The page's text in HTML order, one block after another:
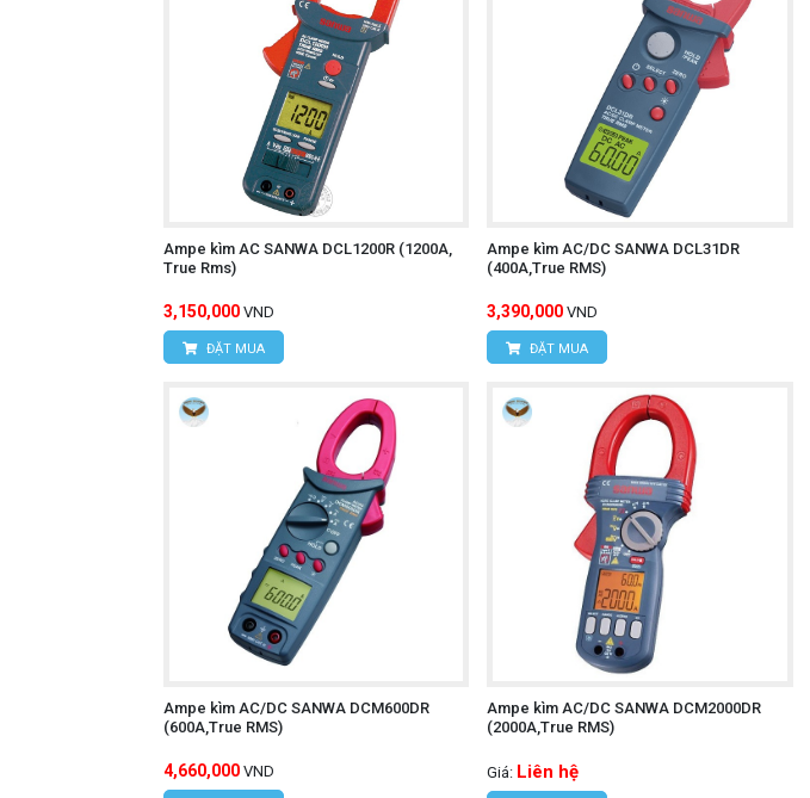
Ampe kìm AC SANWA DCL1200R (1200A,
True Rms)
3,150,000 VND
ĐẶT MUA
Ampe kìm AC/DC SANWA DCL31DR
(400A,True RMS)
3,390,000 VND
ĐẶT MUA
Ampe kìm AC/DC SANWA DCM600DR
(600A,True RMS)
4,660,000 VND
Ampe kìm AC/DC SANWA DCM2000DR
(2000A,True RMS)
Giá: Liên hệ